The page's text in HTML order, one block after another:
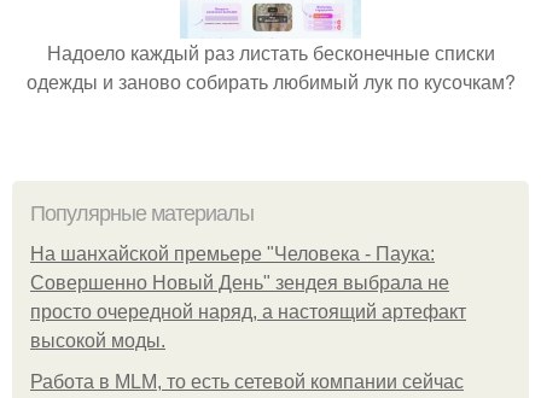
Надоело каждый раз листать бесконечные списки
одежды и заново собирать любимый лук по кусочкам?
Популярные материалы
На шанхайской премьере "Человека - Паука:
Совершенно Новый День" зендея выбрала не
просто очередной наряд, а настоящий артефакт
высокой моды.
Работа в MLM, то есть сетевой компании сейчас